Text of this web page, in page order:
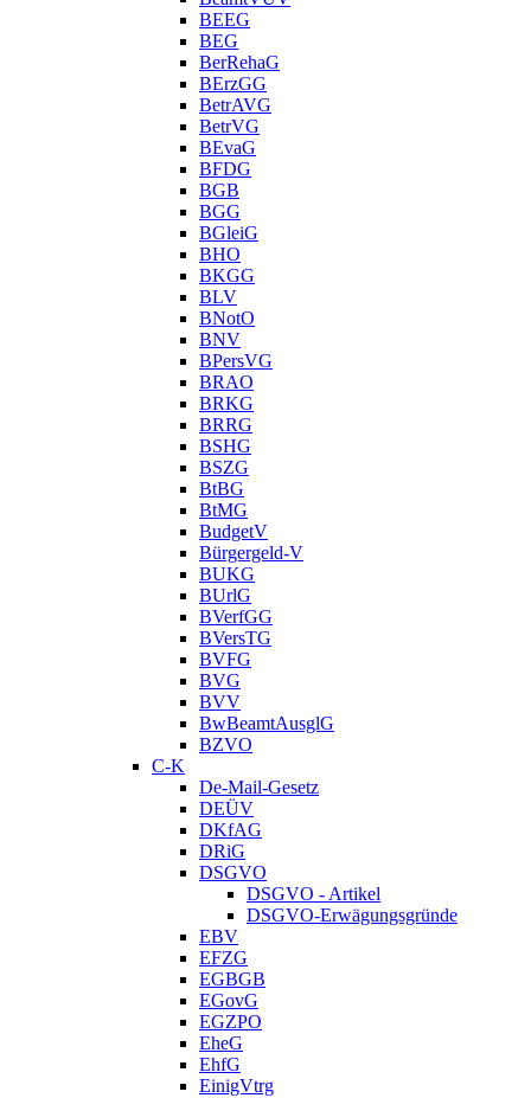
BEEG
BEG
BerRehaG
BErzGG
BetrAVG
BetrVG
BEvaG
BFDG
BGB
BGG
BGleiG
BHO
BKGG
BLV
BNotO
BNV
BPersVG
BRAO
BRKG
BRRG
BSHG
BSZG
BtBG
BtMG
BudgetV
Bürgergeld-V
BUKG
BUrlG
BVerfGG
BVersTG
BVFG
BVG
BVV
BwBeamtAusglG
BZVO
C-K
De-Mail-Gesetz
DEÜV
DKfAG
DRiG
DSGVO
DSGVO - Artikel
DSGVO-Erwägungsgründe
EBV
EFZG
EGBGB
EGovG
EGZPO
EheG
EhfG
EinigVtrg